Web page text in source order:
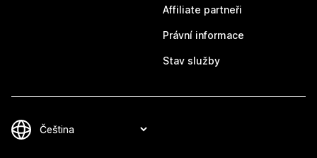
Affiliate partneři
Právní informace
Stav služby